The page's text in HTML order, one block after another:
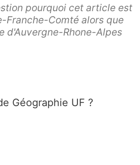
pourquoi cet article est
Franche-Comté alors que
d'Auvergne-Rhone-Alpes
Géographie UF ?